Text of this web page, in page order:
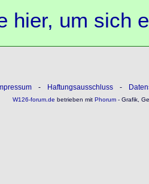
hier, um sich
- Haftungsausschluss -
W126-forum.de betrieben mitPhorum- Grafik,